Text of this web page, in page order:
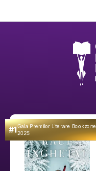
#1Gala Premilor Literare Bookzone
2025